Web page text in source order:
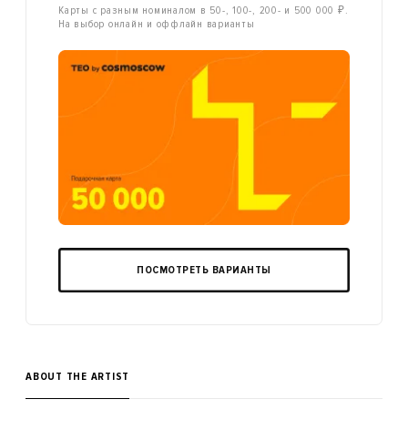
Карты с разным номиналом в 50-, 100-, 200- и 500 000 ₽.
На выбор онлайн и оффлайн варианты
ПОСМОТРЕТЬ ВАРИАНТЫ
ABOUT THE ARTIST